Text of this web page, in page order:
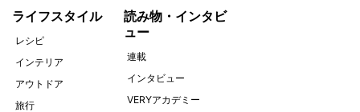
ライフスタイル
レシピ
インテリア
アウトドア
旅行
読み物・インタビ
ュー
連載
インタビュー
VERYアカデミー